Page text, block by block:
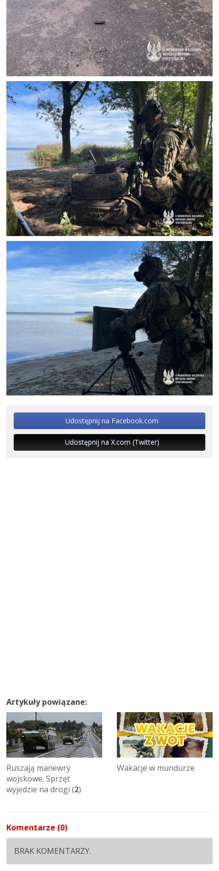
Udostępnij na Facebook.com
Udostępnij na X.com (Twitter)
Artykuły powiązane:
Ruszają manewry
wojskowe. Sprzęt
wyjedzie na drogi (2)
Wakacje w mundurze
Komentarze (0)
BRAK KOMENTARZY.